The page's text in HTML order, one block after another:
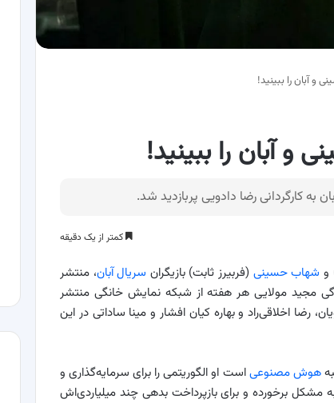
آبان را ببینید!
آبان را ببینید!
به کارگردانی رضا دادویی پربازدید شد.
کمتر از یک دقیقه
و شهاب حسینی (فربیرز ثابت) بازیگران سریال آبان، منتشر
مجید مولایی هر هفته از شبکه نمایش خانگی منتشر
اخلاقی‌راد و بهاره کیان افشار و مینا ساداتی در این
هوش مصنوعیاست او الگوریتمی را برای سرمایه‌گذاری و
مشکل برخورده و برای بازپرداخت بدهی چند میلیاردی‌اش